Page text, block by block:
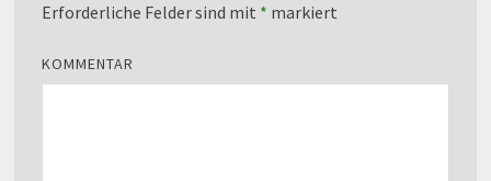
Erforderliche Felder sind mit * markiert
KOMMENTAR